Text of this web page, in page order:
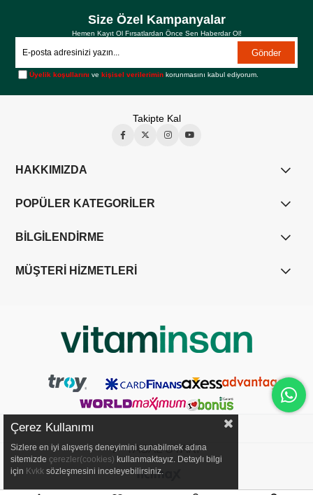
Size Özel Kampanyalar
Hemen Kayıt Ol Fırsatlardan Önce Sen Haberdar Ol!
Gönder
Üyelik koşullarını vekişisel verilerimin korunmasını kabul ediyorum.
Takipte Kal
HAKKIMIZDA
POPÜLER KATEGORİLER
BİLGİLENDİRME
MÜŞTERİ HİZMETLERİ
YASAL UYARI
Çerez Kullanımı
Sizlere en iyi alışveriş deneyimini sunabilmek adına
sitemizde çerezler(cookies) kullanmaktayız. Detaylı bilgi
için Kvkk sözleşmesini inceleyebilirsiniz.